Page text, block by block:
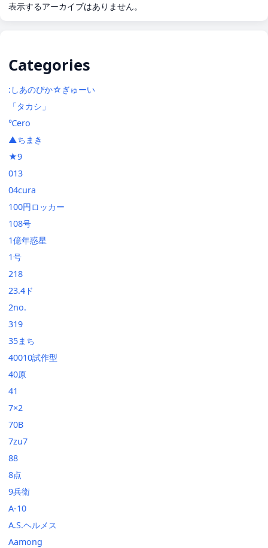
表示するアーカイブはありません。
Categories
:しあのぴか☆ぎゅーい
「タカシ」
℃ero
▲ちまき
★9
013
04cura
100円ロッカー
108号
1億年惑星
1号
218
23.4ド
2no.
319
35まち
40010試作型
40原
41
7×2
70B
7zu7
88
8点
9兵衛
A-10
A.S.ヘルメス
Aamong